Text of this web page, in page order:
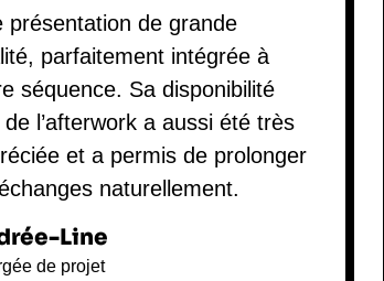
présentation de grande
parfaitement intégrée à
séquence. Sa disponibilité
de l’afterwork a aussi été très
et a permis de prolonger
naturellement.
Line
de projet